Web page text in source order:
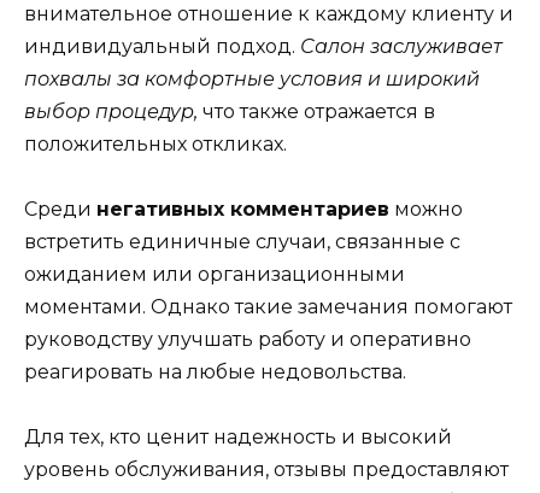
внимательное отношение к каждому клиенту и
индивидуальный подход. Салон заслуживает
похвалы за комфортные условия и широкий
выбор процедур, что также отражается в
положительных откликах.
Среди негативных комментариев можно
встретить единичные случаи, связанные с
ожиданием или организационными
моментами. Однако такие замечания помогают
руководству улучшать работу и оперативно
реагировать на любые недовольства.
Для тех, кто ценит надежность и высокий
уровень обслуживания, отзывы предоставляют